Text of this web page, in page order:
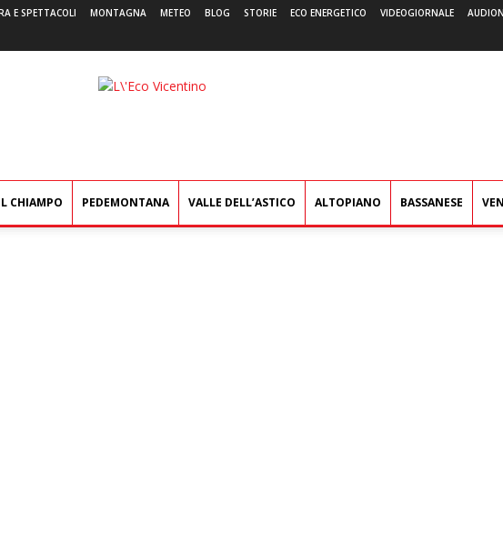
E SPETTACOLI MONTAGNA METEO BLOG STORIE ECO ENERGETICO VIDEOGIORNALE
L'Eco
CHIAMPO PEDEMONTANA VALLE DELL’ASTICO ALTOPIANO BASSANESE